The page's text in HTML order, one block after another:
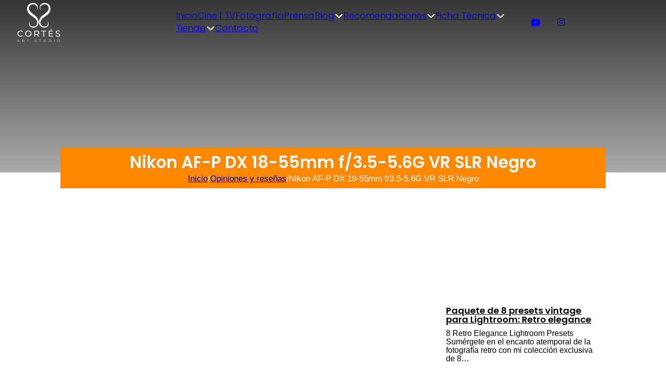
InicioCine | TVFotografíaPrensaBlog Recomendaciones
Ficha Técnica
Tienda
Contacto
Nikon AF-P DX 18-55mm f/3.5-5.6G VR SLR Negro
Inicio/Opiniones y reseñas/Nikon AF-P DX 18-55mm f/3.5-5.6G VR SLR Negro
Paquete de 8 presets vintage
para Lightroom: Retro elegance
8 Retro Elegance Lightroom Presets
Sumérgete en el encanto atemporal de la
fotografía retro con mi colección exclusiva
de 8…